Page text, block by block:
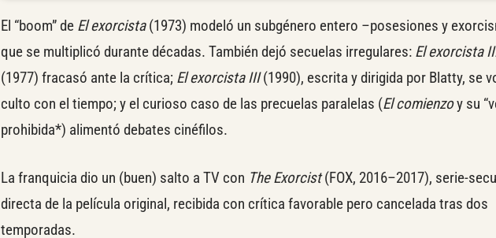
El “boom” de El exorcista(1973) modeló un subgénero entero –posesiones y
que se multiplicó durante décadas. También dejó secuelas irregulares: El exorcista
(1977) fracasó ante la crítica; El exorcista III(1990), escrita y dirigida por Blatty, se
culto con el tiempo; y el curioso caso de las precuelas paralelas (El comienzoy su
prohibida*) alimentó debates cinéfilos.
La franquicia dio un (buen) salto a TV con The Exorcist(FOX, 2016–2017), serie-
directa de la película original, recibida con crítica favorable pero cancelada tras dos
temporadas.